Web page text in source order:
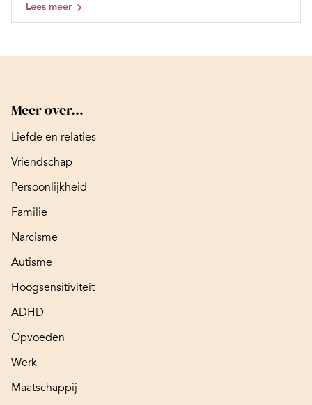
Lees meer
Meer over...
Liefde en relaties
Vriendschap
Persoonlijkheid
Familie
Narcisme
Autisme
Hoogsensitiviteit
ADHD
Opvoeden
Werk
Maatschappij